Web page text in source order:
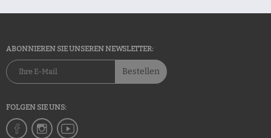
ABONNIEREN SIE UNSEREN NEWSLETTER:
Bestellen
FOLGEN SIE UNS: